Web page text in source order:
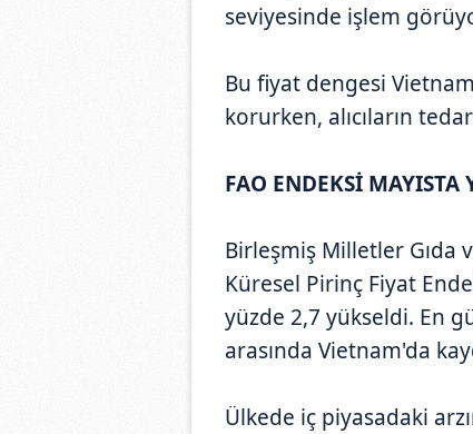
seviyesinde işlem
Bu fiyat dengesi
korurken, alıcıların
FAO ENDEKSİ MAYISTA
Birleşmiş Milletler Gıda
Küresel Pirinç Fiyat
yüzde 2,7 yükseldi. En
arasında Vietnam'da
Ülkede iç piyasadaki